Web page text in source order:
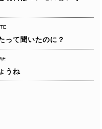
って聞いたのに？
うね